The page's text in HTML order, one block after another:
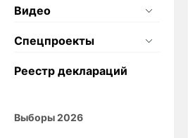
Видео
Спецпроекты
Реестр деклараций
Выборы 2026